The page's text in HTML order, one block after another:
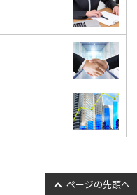
ページの先頭へ